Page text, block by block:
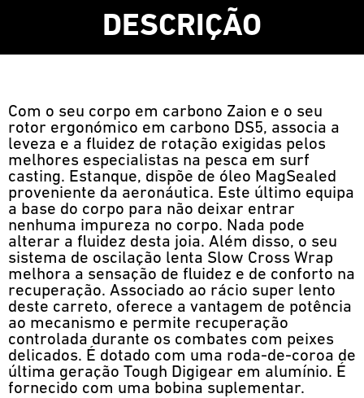
DESCRIÇÃO
Com o seu corpo em carbono Zaion e o seu
rotor ergonómico em carbono DS5, associa a
leveza e a fluidez de rotação exigidas pelos
melhores especialistas na pesca em surf
casting. Estanque, dispõe de óleo MagSealed
proveniente da aeronáutica. Este último equipa
a base do corpo para não deixar entrar
nenhuma impureza no corpo. Nada pode
alterar a fluidez desta joia. Além disso, o seu
sistema de oscilação lenta Slow Cross Wrap
melhora a sensação de fluidez e de conforto na
recuperação. Associado ao rácio super lento
deste carreto, oferece a vantagem de potência
ao mecanismo e permite recuperação
controlada durante os combates com peixes
delicados. É dotado com uma roda-de-coroa de
última geração Tough Digigear em alumínio. É
fornecido com uma bobina suplementar.